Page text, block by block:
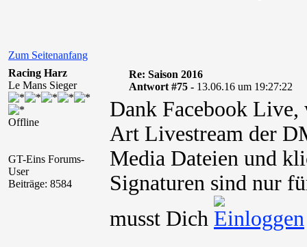
Zum Seitenanfang
Racing Harz
Le Mans Sieger
Offline
GT-Eins Forums-
User
Beiträge: 8584
Re: Saison 2016
Antwort #75 - 13.06.16 um 19:27:22
Dank Facebook Live,
Art Livestream der
Media Dateien und
Signaturen sind nur
musst Dich